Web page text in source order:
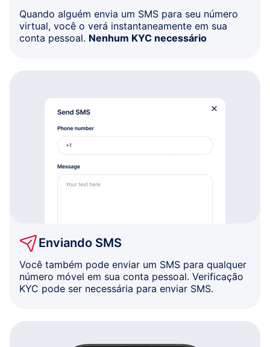
Quando alguém envia um SMS para seu número
virtual, você o verá instantaneamente em sua
conta pessoal. Nenhum KYC necessário
Enviando SMS
Você também pode enviar um SMS para qualquer
número móvel em sua conta pessoal. Verificação
KYC pode ser necessária para enviar SMS.